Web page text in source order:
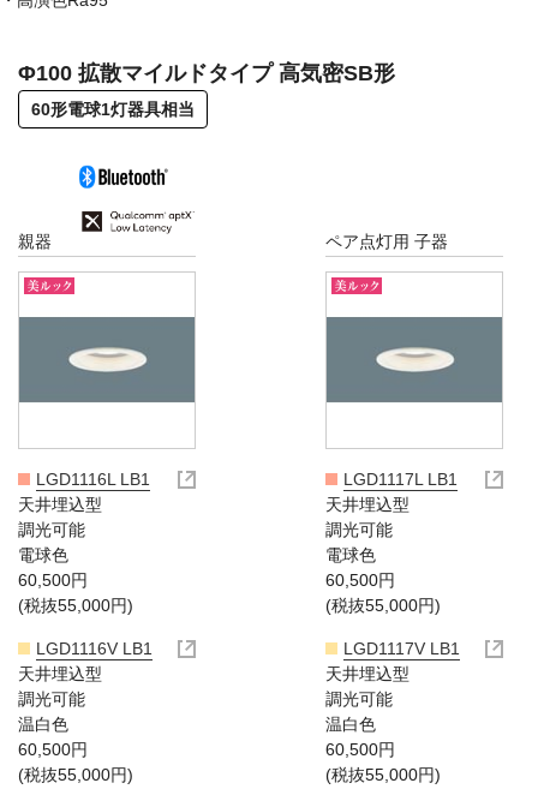
Φ100 拡散マイルドタイプ 高気密SB形
60形電球1灯器具相当
親器
LGD1116L LB1
天井埋込型
調光可能
電球色
60,500円
(税抜55,000円)
LGD1116V LB1
天井埋込型
調光可能
温白色
60,500円
(税抜55,000円)
ペア点灯用 子器
LGD1117L LB1
天井埋込型
調光可能
電球色
60,500円
(税抜55,000円)
LGD1117V LB1
天井埋込型
調光可能
温白色
60,500円
(税抜55,000円)